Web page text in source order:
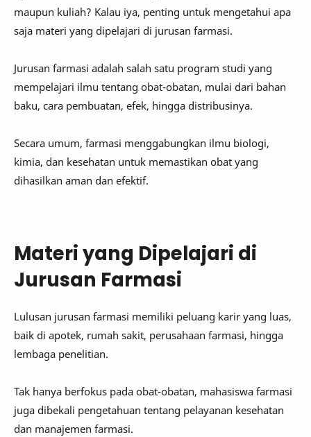
maupun kuliah? Kalau iya, penting untuk mengetahui apa
saja materi yang dipelajari di jurusan farmasi.
Jurusan farmasi adalah salah satu program studi yang
mempelajari ilmu tentang obat-obatan, mulai dari bahan
baku, cara pembuatan, efek, hingga distribusinya.
Secara umum, farmasi menggabungkan ilmu biologi,
kimia, dan kesehatan untuk memastikan obat yang
dihasilkan aman dan efektif.
Materi yang Dipelajari di
Jurusan Farmasi
Lulusan jurusan farmasi memiliki peluang karir yang luas,
baik di apotek, rumah sakit, perusahaan farmasi, hingga
lembaga penelitian.
Tak hanya berfokus pada obat-obatan, mahasiswa farmasi
juga dibekali pengetahuan tentang pelayanan kesehatan
dan manajemen farmasi.